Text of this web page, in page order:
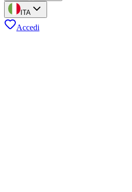
ITA
Accedi